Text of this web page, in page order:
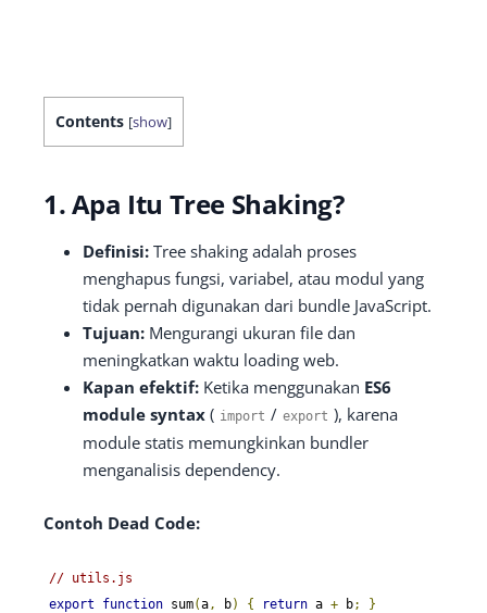
Contents [show]
1. Apa Itu Tree Shaking?
Definisi: Tree shaking adalah proses
menghapus fungsi, variabel, atau modul yang
tidak pernah digunakan dari bundle JavaScript.
Tujuan: Mengurangi ukuran file dan
meningkatkan waktu loading web.
Kapan efektif: Ketika menggunakan ES6
module syntax ( import / export ), karena
module statis memungkinkan bundler
menganalisis dependency.
Contoh Dead Code:
// utils.js
export
function sum(a , b) { return a + b;
}